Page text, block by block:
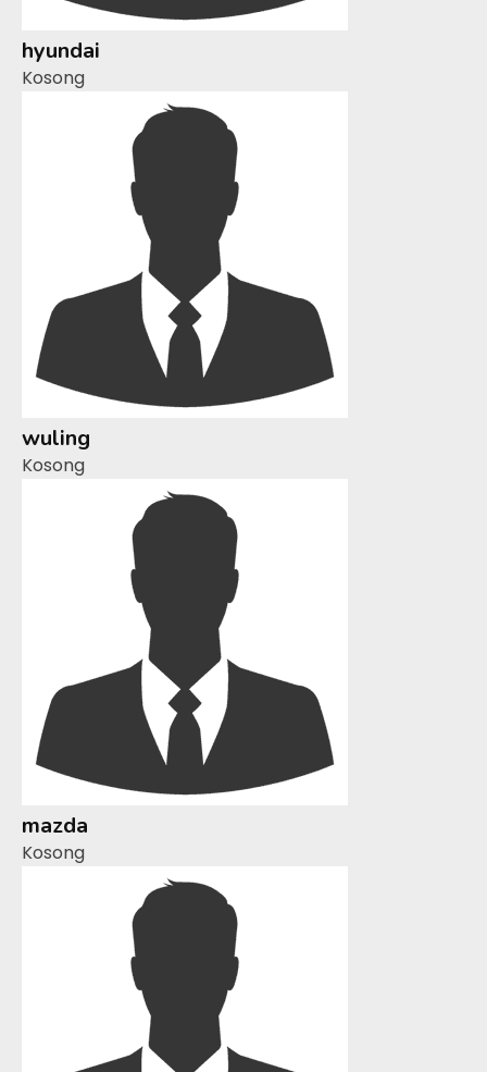
hyundai
Kosong
wuling
Kosong
mazda
Kosong